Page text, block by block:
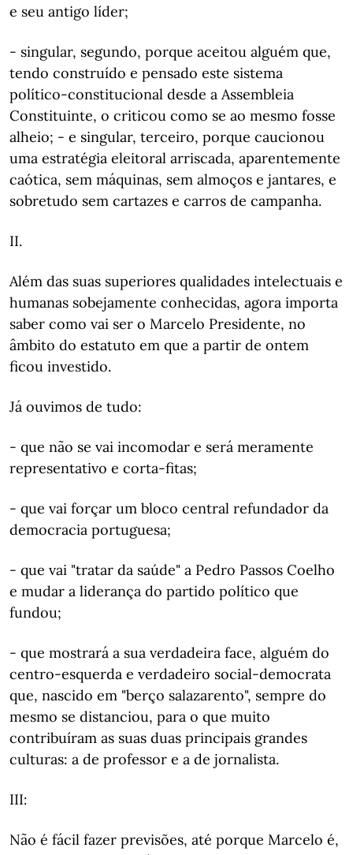
e seu antigo líder;
- singular, segundo, porque aceitou alguém que,
tendo construído e pensado este sistema
político-constitucional desde a Assembleia
Constituinte, o criticou como se ao mesmo fosse
alheio; - e singular, terceiro, porque caucionou
uma estratégia eleitoral arriscada, aparentemente
caótica, sem máquinas, sem almoços e jantares, e
sobretudo sem cartazes e carros de campanha.
II.
Além das suas superiores qualidades intelectuais e
humanas sobejamente conhecidas, agora importa
saber como vai ser o Marcelo Presidente, no
âmbito do estatuto em que a partir de ontem
ficou investido.
Já ouvimos de tudo:
- que não se vai incomodar e será meramente
representativo e corta-fitas;
- que vai forçar um bloco central refundador da
democracia portuguesa;
- que vai "tratar da saúde" a Pedro Passos Coelho
e mudar a liderança do partido político que
fundou;
- que mostrará a sua verdadeira face, alguém do
centro-esquerda e verdadeiro social-democrata
que, nascido em "berço salazarento", sempre do
mesmo se distanciou, para o que muito
contribuíram as suas duas principais grandes
culturas: a de professor e a de jornalista.
III:
Não é fácil fazer previsões, até porque Marcelo é,